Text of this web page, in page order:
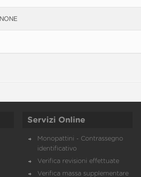
Servizi Online
Monopattini - Contrassegno
identificativo
Verifica revisioni effettuate
Verifica massa supplementare